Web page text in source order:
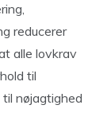
reducerer
alle lovkrav
til
nøjagtighed